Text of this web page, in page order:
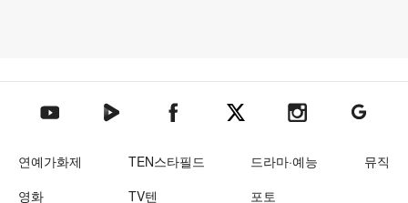
텐아시아 유튜브텐아시아 네이버TV텐아시아 페이스북텐아시아 엑스텐아시아 인스타그램
텐아시아
연예가화제 TEN스타필드 드라마·예능
뮤직
영화
TV텐 포토